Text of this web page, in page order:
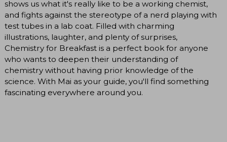
shows us what it's really like to be a working chemist,
and fights against the stereotype of a nerd playing with
test tubes in a lab coat. Filled with charming
illustrations, laughter, and plenty of surprises,
Chemistry for Breakfast is a perfect book for anyone
who wants to deepen their understanding of
chemistry without having prior knowledge of the
science. With Mai as your guide, you'll find something
fascinating everywhere around you.